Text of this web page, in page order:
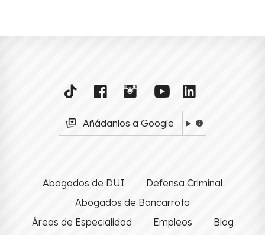
Añádanlos a Google
Abogados de DUI
Defensa Criminal
Abogados de Bancarrota
Áreas de Especialidad
Empleos
Blog